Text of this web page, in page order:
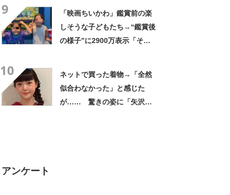
9
「映画ちいかわ」鑑賞前の楽
しそうな子どもたち→“鑑賞後
の様子”に2900万表示「そう
10
ネットで買った着物→「全然
似合わなかった」と感じた
が…… 驚きの姿に「矢沢あ
アンケート